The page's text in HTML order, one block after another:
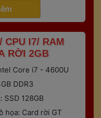
CPU I7/ RAM
RỜI 2GB
Core i7 - 4600U
DDR3
SSD 128GB
họa: Card rời GT